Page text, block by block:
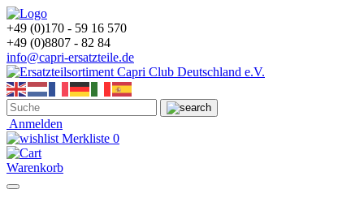
+49 (0)170 - 59 16 570
+49 (0)8807 - 82 84
info@capri-ersatzteile.de
Anmelden
Merkliste 0
Warenkorb